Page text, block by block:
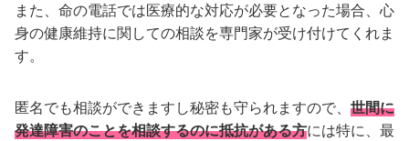
また、命の電話では医療的な対応が必要となった場合、心
身の健康維持に関しての相談を専門家が受け付けてくれま
す。
匿名でも相談ができますし秘密も守られますので、 世間に
発達障害のことを相談するのに抵抗がある方には特に、最